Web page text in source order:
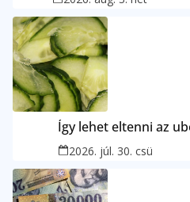
Így lehet eltenni az
2026. júl. 30. csü